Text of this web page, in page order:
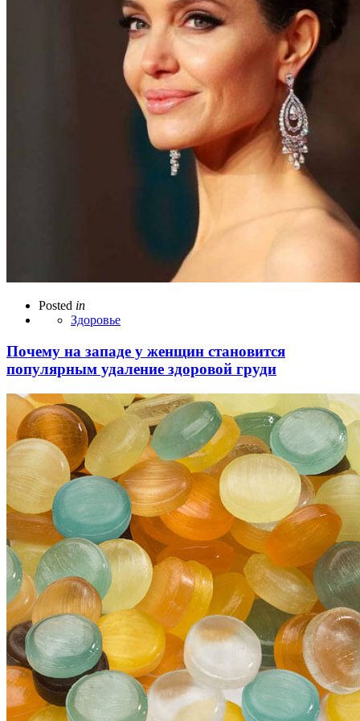
Posted in
Здоровье
Почему на западе у женщин становится
популярным удаление здоровой груди